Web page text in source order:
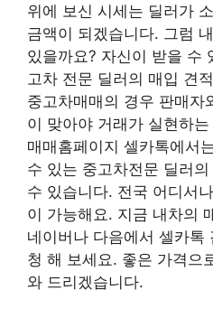
위에 보신 시세는 딜러가
금액이 되겠습니다. 그럼
있을까요? 자신이 받을 수
고차 전문 딜러의 매입 견
중고차매매의 경우 판매자
이 맞아야 거래가 실현하
매매홈페이지 셀카톡에서
수 있는 중고차전문 딜러
수 있습니다. 전국 어디서
이 가능해요. 지금 내차의
네이버나 다음에서 셀카톡
청 해 보세요. 좋은 가격으
와 드리겠습니다.